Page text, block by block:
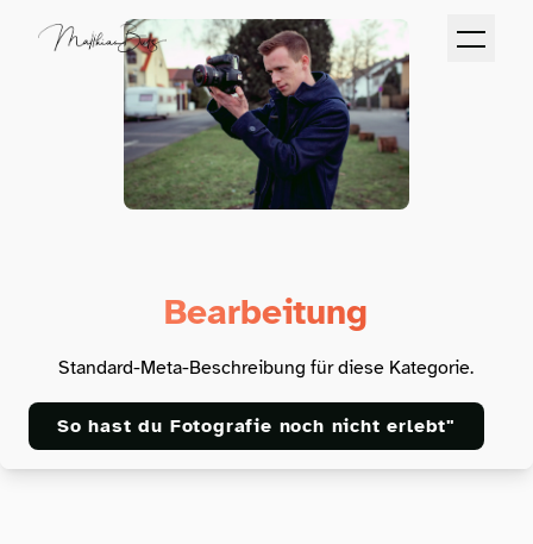
Bearbeitung
Standard-Meta-Beschreibung für diese Kategorie.
So hast du Fotografie noch nicht erlebt"